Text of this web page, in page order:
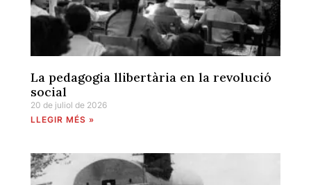
La pedagogia llibertària en la revolució
social
20 de juliol de 2026
LLEGIR MÉS »